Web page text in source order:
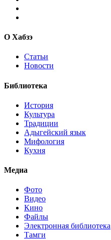
О Хабзэ
Статьи
Новости
Библиотека
История
Культура
Традиции
Адыгейский язык
Мифология
Кухня
Медиа
Фото
Видео
Кино
Файлы
Электронная библиотека
Тамги